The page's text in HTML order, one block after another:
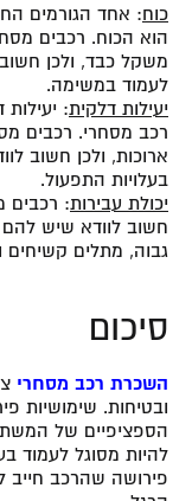
כוח: אחד הגורמים
הוא הכוח. רכבים
משקל כבד, ולכן
לעמוד במשימה.
יעילות דלקית:
רכב מסחרי. רכבים
ארוכות, ולכן חשוב
בעלויות התפעול.
יכולת עבירות: רכבים
חשוב לוודא שיש להם
גבוה, מתלים קשיחים
סיכום
השכרת רכב מסחרי
ובטיחות. שימושיות
הספציפיים של
להיות מסוגל לעמוד
פירושה שהרכב חייב